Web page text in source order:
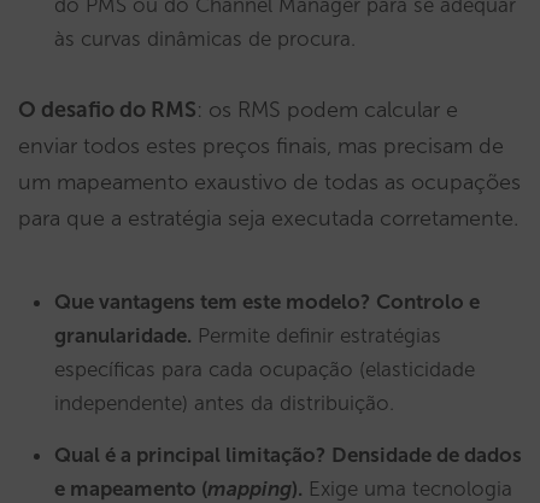
do PMS ou do Channel Manager para se adequar
às curvas dinâmicas de procura.
O desafio do RMS: os RMS podem calcular e
enviar todos estes preços finais, mas precisam de
um mapeamento exaustivo de todas as ocupações
para que a estratégia seja executada corretamente.
Que vantagens tem este modelo? Controlo e
granularidade. Permite definir estratégias
específicas para cada ocupação (elasticidade
independente) antes da distribuição.
Qual é a principal limitação? Densidade de dados
e mapeamento (mapping). Exige uma tecnologia